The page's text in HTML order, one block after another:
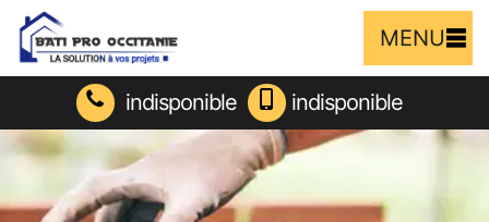
MENU
indisponible indisponible